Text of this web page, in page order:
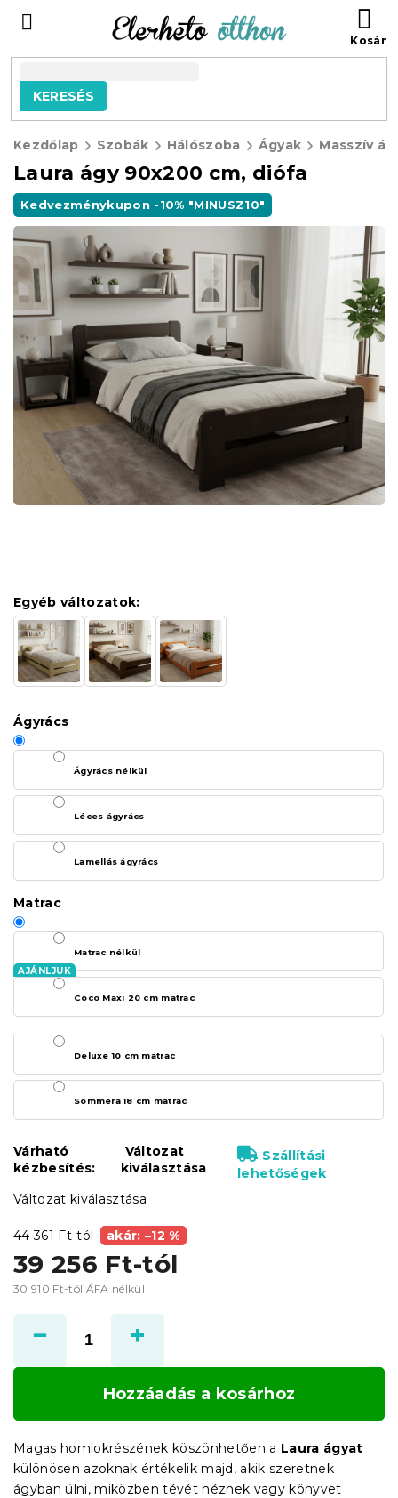
tartalomhoz
KERESÉS
Kezdőlap Szobák Hálószoba Ágyak Masszív
Laura ágy 90x200 cm, diófa
Kedvezménykupon -10% "MINUSZ10"
44 361 Ft-tól akár: –12 %
39 256 Ft-tól
30 910 Ft-tól ÁFA nélkül
Változat kiválasztása
Egyéb változatok:
Ágyrács
Ágyrács nélkül
Léces ágyrács
Lamellás ágyrács
Matrac
Matrac nélkül
Coco Maxi 20 cm matrac
Deluxe 10 cm matrac
Sommera 18 cm matrac
Várható
kézbesítés:
Változat
kiválasztása
Szállítási
lehetőségek
Hozzáadás a kosárhoz
Magas homlokrészének köszönhetően a Laura ágyat
különösen azoknak értékelik majd, akik szeretnek
ágyban ülni, miközben tévét néznek vagy könyvet